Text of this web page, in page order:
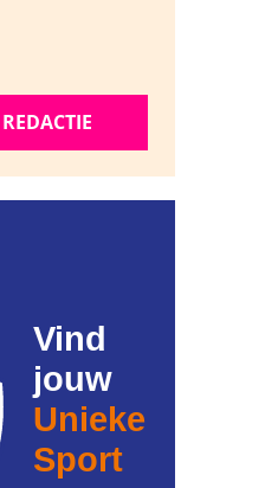
Vind
jouw
Unieke
Sport